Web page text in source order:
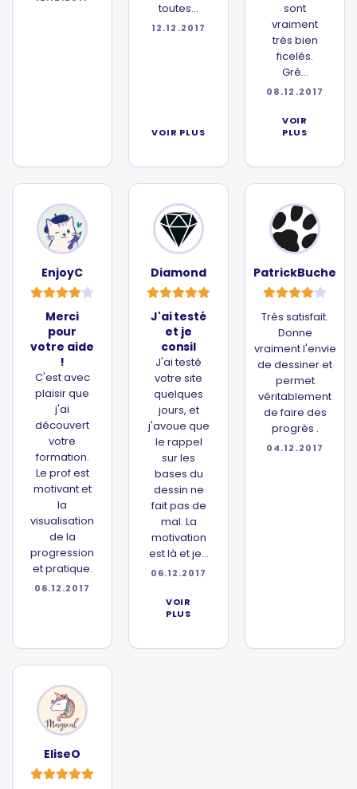
toutes...
12.12.2017
VOIR PLUS
sont
vraiment
très bien
ficelés.
Gré...
08.12.2017
VOIR
PLUS
EnjoyC
Merci
pour
votre aide
!
C'est avec
plaisir que
j'ai
découvert
votre
formation.
Le prof est
motivant et
la
visualisation
de la
progression
et pratique.
06.12.2017
Diamond
J'ai testé
et je
consil
J'ai testé
votre site
quelques
jours, et
j'avoue que
le rappel
sur les
bases du
dessin ne
fait pas de
mal. La
motivation
est là et je...
06.12.2017
VOIR
PLUS
PatrickBuche
Très satisfait.
Donne
vraiment l'envie
de dessiner et
permet
véritablement
de faire des
progrès .
04.12.2017
EliseO